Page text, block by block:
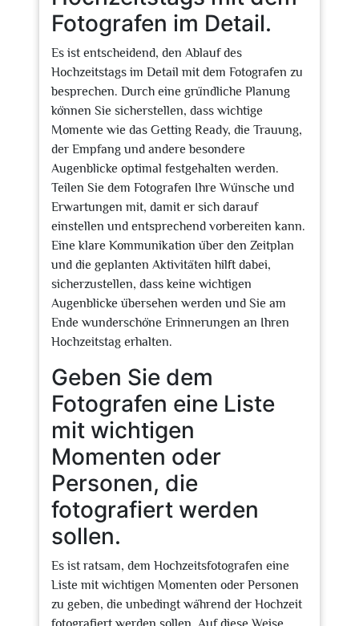
Fotografen im Detail.
Es ist entscheidend, den Ablauf des
Hochzeitstags im Detail mit dem Fotografen zu
besprechen. Durch eine gründliche Planung
können Sie sicherstellen, dass wichtige
Momente wie das Getting Ready, die Trauung,
der Empfang und andere besondere
Augenblicke optimal festgehalten werden.
Teilen Sie dem Fotografen Ihre Wünsche und
Erwartungen mit, damit er sich darauf
einstellen und entsprechend vorbereiten kann.
Eine klare Kommunikation über den Zeitplan
und die geplanten Aktivitäten hilft dabei,
sicherzustellen, dass keine wichtigen
Augenblicke übersehen werden und Sie am
Ende wunderschöne Erinnerungen an Ihren
Hochzeitstag erhalten.
Geben Sie dem
Fotografen eine Liste
mit wichtigen
Momenten oder
Personen, die
fotografiert werden
sollen.
Es ist ratsam, dem Hochzeitsfotografen eine
Liste mit wichtigen Momenten oder Personen
zu geben, die unbedingt während der Hochzeit